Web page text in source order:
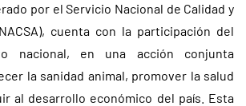
por el Servicio Nacional de Calidad y
cuenta con la participación del
nacional, en una acción conjunta
la sanidad animal, promover la salud
al desarrollo económico del país. Esta